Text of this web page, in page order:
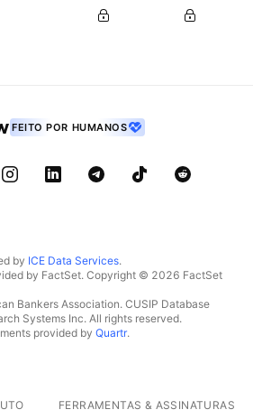
FEITO POR HUMANOS
by ICE Data Services.
by FactSet. Copyright © 2026 FactSet
Bankers Association. CUSIP Database
Systems Inc. All rights reserved.
provided by Quartr.
FERRAMENTAS & ASSINATURAS